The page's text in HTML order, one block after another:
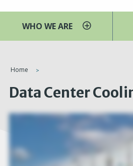
WHO WE ARE
You
are
here
Home
Data Center